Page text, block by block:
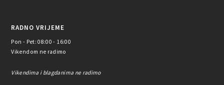
RADNO VRIJEME
Pon - Pet: 08:00 - 16:00
Vikendom ne radimo
Vikendima i blagdanima ne radimo